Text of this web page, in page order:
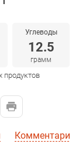
Углеводы
12.5
грамм
продуктов
Комментарии